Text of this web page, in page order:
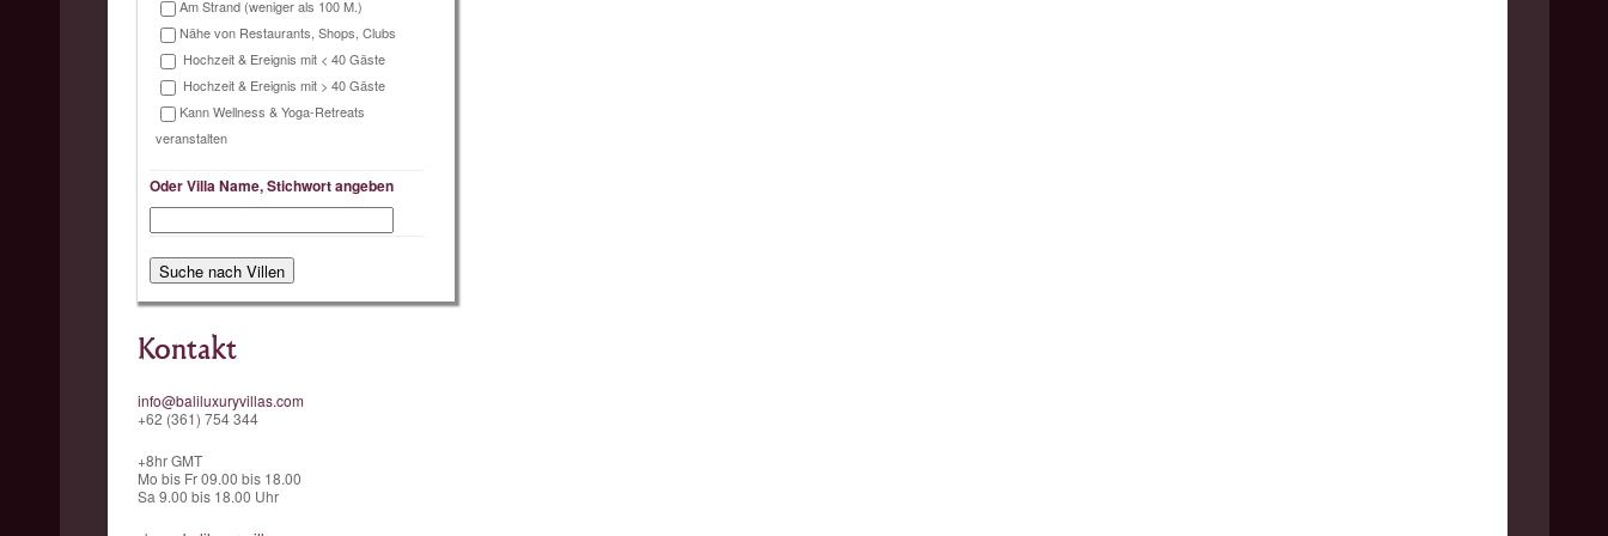
Am Strand (weniger als 100 M.)
Nähe von Restaurants, Shops, Clubs
Hochzeit & Ereignis mit < 40 Gäste
Hochzeit & Ereignis mit > 40 Gäste
Kann Wellness & Yoga-Retreats
veranstalten
Oder Villa Name, Stichwort angeben
Kontakt
info@baliluxuryvillas.com
+62 (361) 754 344
+8hr GMT
Mo bis Fr 09.00 bis 18.00
Sa 9.00 bis 18.00 Uhr